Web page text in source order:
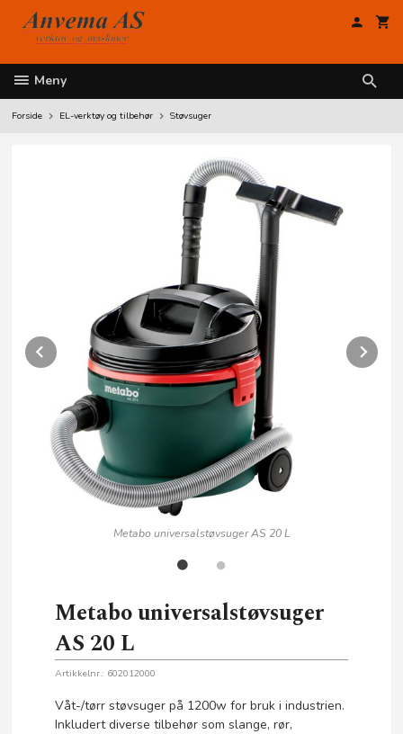
innholdet
Meny
Forside EL-verktøy og tilbehør Støvsuger
Metabo universalstøvsuger AS 20 L
Prev
Metabo universalstøvsuger
AS 20 L
Artikkelnr.: 602012000
Våt-/tørr støvsuger på 1200w for bruk i industrien.
Inkludert diverse tilbehør som slange, rør,